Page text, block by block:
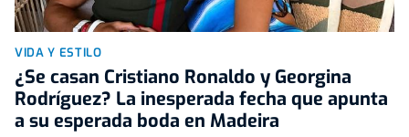
VIDA Y ESTILO
¿Se casan Cristiano Ronaldo y Georgina
Rodríguez? La inesperada fecha que apunta
a su esperada boda en Madeira